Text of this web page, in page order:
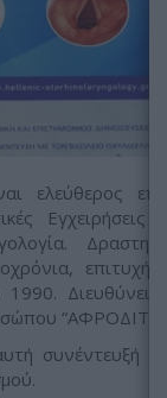
ελεύθερος
επιτυχή,
Διευθύνει
συνέντευξή